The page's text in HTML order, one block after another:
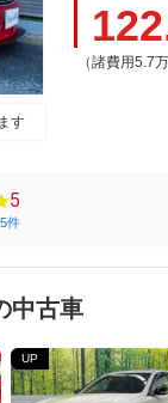
す
（諸費用5.7
5
件
中古車
UP